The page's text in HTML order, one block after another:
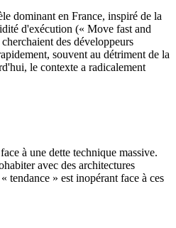
dominant en France, inspiré de la
d'exécution (« Move fast and
des développeurs
souvent au détriment de la
le contexte a radicalement
à une dette technique massive.
avec des architectures
tendance » est inopérant face à ces